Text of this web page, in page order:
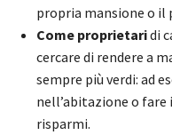
propria mansione o il
Come proprietaridi
cercare di rendere a
sempre più verdi: ad
nell’abitazione o
risparmi.